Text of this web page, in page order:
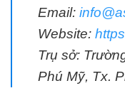
Email:
Website:
Trụ sở:
Phú Mỹ, Tx.